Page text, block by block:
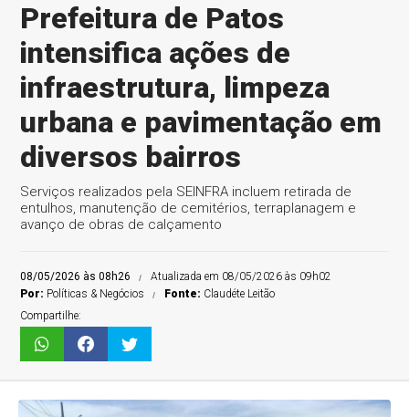
Prefeitura de Patos
intensifica ações de
infraestrutura, limpeza
urbana e pavimentação em
diversos bairros
Serviços realizados pela SEINFRA incluem retirada de
entulhos, manutenção de cemitérios, terraplanagem e
avanço de obras de calçamento
08/05/2026 às 08h26
Atualizada em 08/05/2026 às 09h02
Por: Políticas & Negócios Fonte: Claudéte Leitão
Compartilhe: